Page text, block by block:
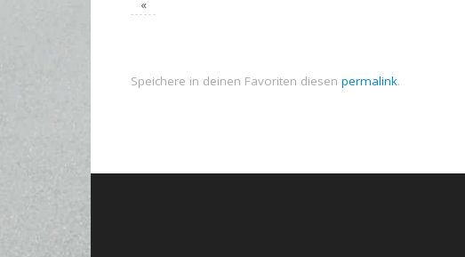
«
Speichere in deinen Favoriten diesen permalink.